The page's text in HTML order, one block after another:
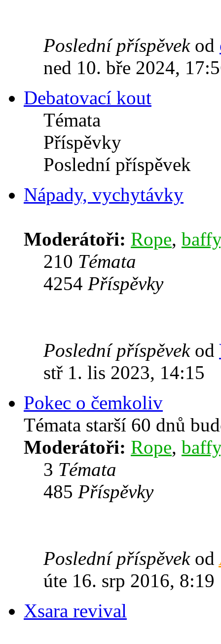
Poslední příspěvekod
ned 10. bře 2024,
Debatovací kout
Témata
Příspěvky
Poslední příspěvek
Nápady, vychytávky
Moderátoři: Rope, baffy
210 Témata
4254 Příspěvky
Poslední příspěvekod
stř 1. lis 2023, 14:15
Pokec o čemkoliv
Témata starší 60 dnů
Moderátoři: Rope, baffy
3 Témata
485 Příspěvky
Poslední příspěvekod
úte 16. srp 2016, 8:19
Xsara revival